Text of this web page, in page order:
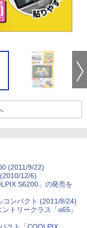
(2011/9/22)
12/6)
S6200」の発売を
コンパクト (2011/8/24)
トリークラス「α65」